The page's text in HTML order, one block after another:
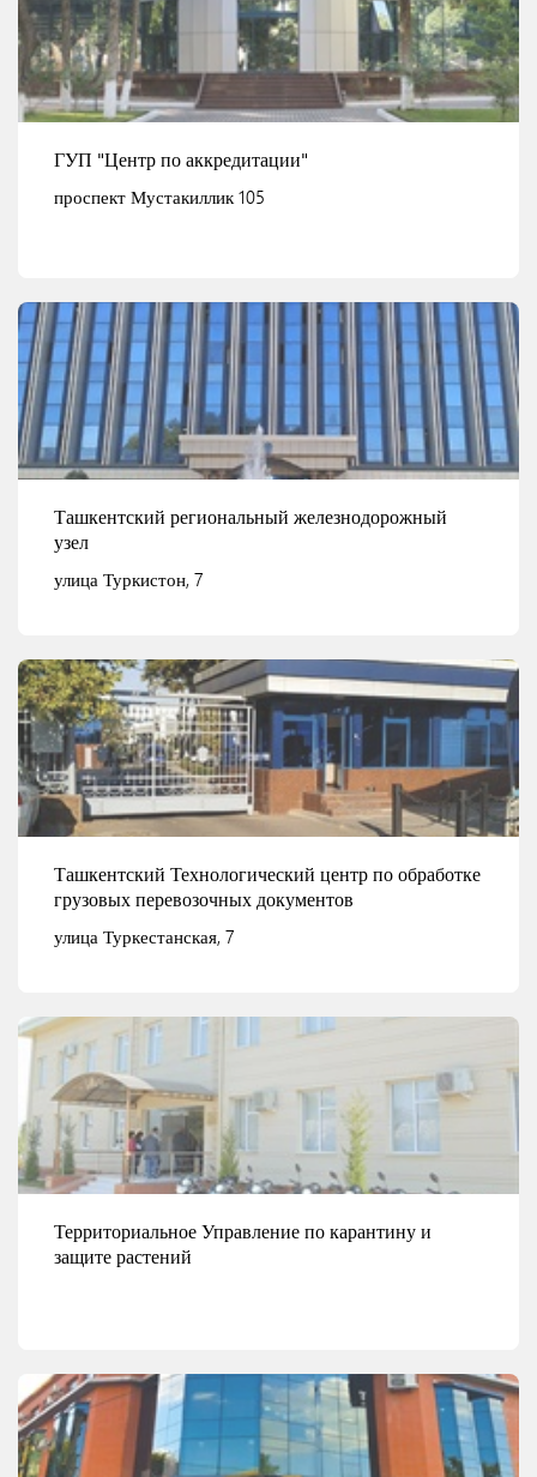
Смотреть детали
ГУП "Центр по аккредитации"
проспект Мустакиллик 105
Смотреть детали
Ташкентский региональный железнодорожный
узел
улица Туркистон, 7
Смотреть детали
Ташкентский Технологический центр по обработке
грузовых перевозочных документов
улица Туркестанская, 7
Смотреть детали
Территориальное Управление по карантину и
защите растений
Смотреть детали